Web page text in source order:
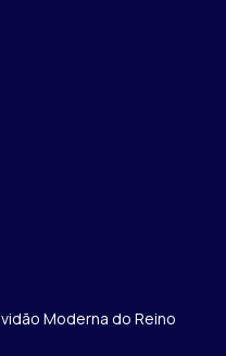
Moderna do Reino